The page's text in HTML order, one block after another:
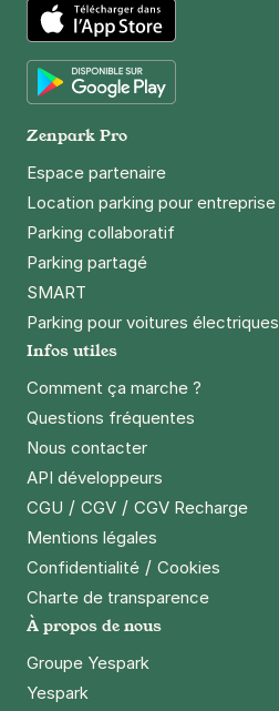
App Store
Zenpark Pro
Espace partenaire
Location parking pour entreprise
Parking collaboratif
Parking partagé
SMART
Parking pour voitures électriques
Infos utiles
Comment ça marche ?
Questions fréquentes
Nous contacter
API développeurs
CGU / CGV / CGV Recharge
Mentions légales
Confidentialité / Cookies
Charte de transparence
À propos de nous
Groupe Yespark
Yespark